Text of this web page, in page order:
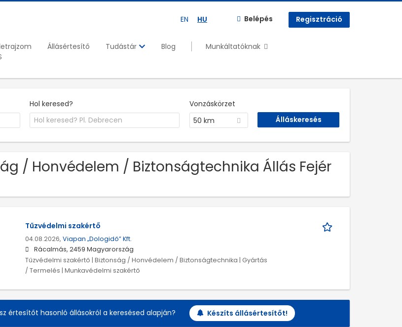
EN HU Belépés Regisztráció
Állásértesítő Tudástár Blog
Munkáltatóknak
Hol keresed?
Vonzáskörzet
50 km
/ Honvédelem / Biztonságtechnika Állás Fejér
Tűzvédelmi szakértő
04.08.2026, Viapan „Dologidő” Kft.
Rácalmás, 2459 Magyarország
Tűzvédelmi szakértő | Biztonság / Honvédelem / Biztonságtechnika | Gyártás
/ Termelés | Munkavédelmi szakértő
értesítőt hasonló állásokról a keresésed alapján? Készíts állásértesítőt!